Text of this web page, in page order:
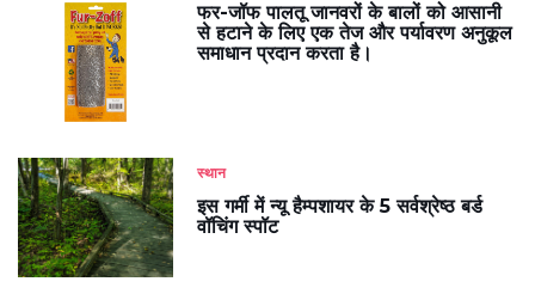
फर-जॉफ पालतू जानवरों के बालों को आसानी
से हटाने के लिए एक तेज और पर्यावरण अनुकूल
समाधान प्रदान करता है।
स्थान
इस गर्मी में न्यू हैम्पशायर के 5 सर्वश्रेष्ठ बर्ड
वॉचिंग स्पॉट